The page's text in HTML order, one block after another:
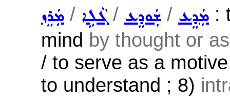
ܡܲܪܸܙ / ܓܵܠܹܐ/ ܫܲܘܕܸܥ / ܡܲܕܸܥ :
mind by thought or
/ to serve as a
to understand ; 8)